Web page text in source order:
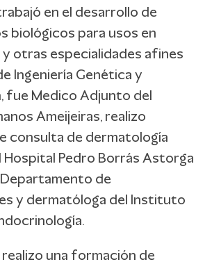
en el desarrollo de
biológicos para usos en
otras especialidades afines
Ingeniería Genética y
fue Medico Adjunto del
Ameijeiras, realizo
consulta de dermatología
Hospital Pedro Borrás Astorga
de
y dermatóloga del Instituto
realizo una formación de